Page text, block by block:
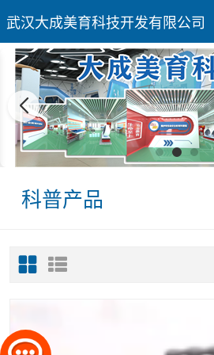
武汉大成美育科技开发有限公司
科普产品